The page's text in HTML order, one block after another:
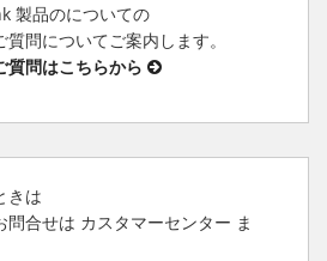
製品のについての
質問についてご案内します。
質問はこちらから
きは
問合せは カスタマーセンター ま